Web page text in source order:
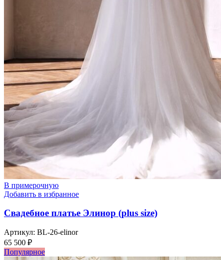
В примерочную
Добавить в избранное
Свадебное платье Элинор (plus size)
Артикул: BL-26-elinor
65 500 ₽
Популярное